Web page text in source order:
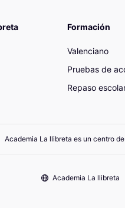
Formación
Valenciano
Pruebas de
Repaso
Academia La llibreta es un centro
Academia La llibreta